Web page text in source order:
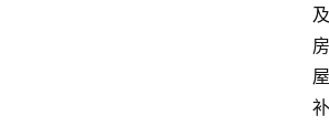
及
房
屋
补